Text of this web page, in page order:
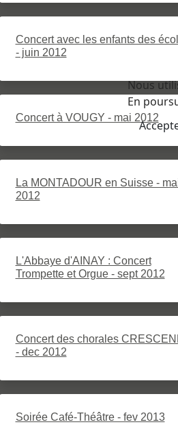
Concert avec les enfants des
- juin 2012
Concert à VOUGY - mai 2012
La MONTADOUR en Suisse -
2012
L'Abbaye d'AINAY : Concert
Trompette et Orgue - sept 2012
Concert des chorales
- dec 2012
Soirée Café-Théâtre - fev 2013
Nous
En